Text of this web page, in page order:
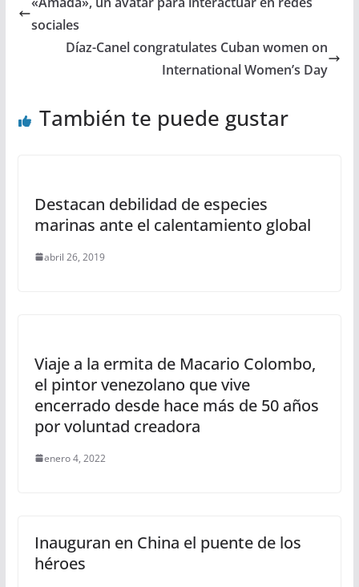
sociales
Díaz-Canel congratulates Cuban women on
International Women’s Day
También te puede gustar
Destacan debilidad de especies
marinas ante el calentamiento global
abril 26, 2019
Viaje a la ermita de Macario Colombo,
el pintor venezolano que vive
encerrado desde hace más de 50 años
por voluntad creadora
enero 4, 2022
Inauguran en China el puente de los
héroes